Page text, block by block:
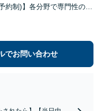
約制)】各分野で専門性の高
でお問い合わせ